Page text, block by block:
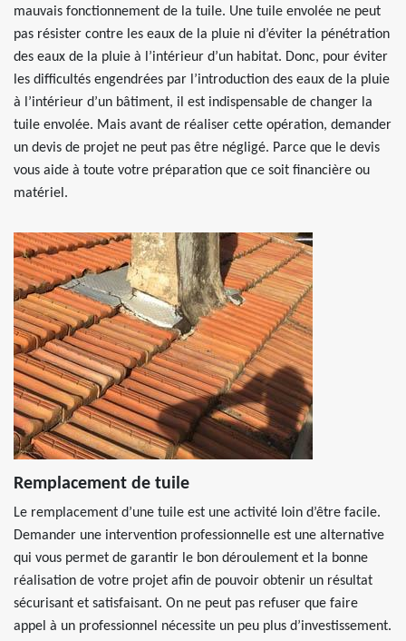
mauvais fonctionnement de la tuile. Une tuile envolée ne peut
pas résister contre les eaux de la pluie ni d’éviter la pénétration
des eaux de la pluie à l’intérieur d’un habitat. Donc, pour éviter
les difficultés engendrées par l’introduction des eaux de la pluie
à l’intérieur d’un bâtiment, il est indispensable de changer la
tuile envolée. Mais avant de réaliser cette opération, demander
un devis de projet ne peut pas être négligé. Parce que le devis
vous aide à toute votre préparation que ce soit financière ou
matériel.
Remplacement de tuile
Le remplacement d’une tuile est une activité loin d’être facile.
Demander une intervention professionnelle est une alternative
qui vous permet de garantir le bon déroulement et la bonne
réalisation de votre projet afin de pouvoir obtenir un résultat
sécurisant et satisfaisant. On ne peut pas refuser que faire
appel à un professionnel nécessite un peu plus d’investissement.